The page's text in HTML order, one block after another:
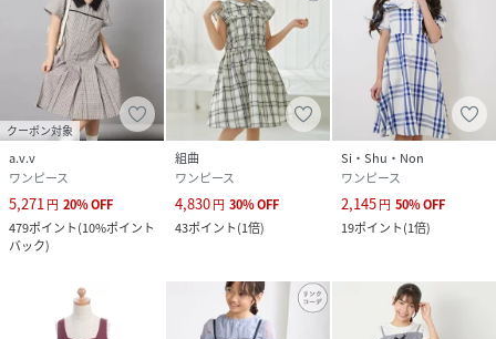
クーポン対象
a.v.v
ワンピース
5,271円 20%OFF
479ポイント(10%ポイント
バック)
組曲
ワンピース
4,830円 30%OFF
43ポイント(1倍)
Si・Shu・Non
ワンピース
2,145円 50%OFF
19ポイント(1倍)